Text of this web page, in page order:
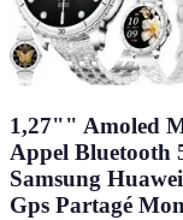
1,27"" Amoled
Appel Bluetooth
Samsung
Gps Partagé